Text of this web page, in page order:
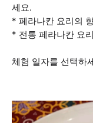
세요.
* 페라나칸 요리의
* 전통 페라나칸 요
체험 일자를 선택하